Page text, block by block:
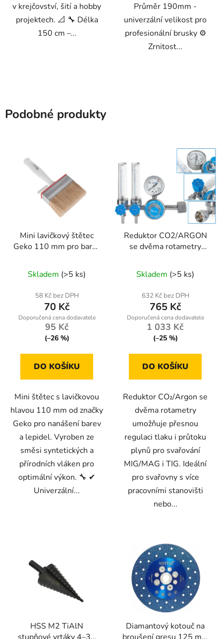
v krejčovství, šití a hobby
projektech. 📐 🔧 Délka
150 cm –...
Průměr 190mm -
univerzální velikost pro
profesionální brusky ⚙️
Zrnitost...
Podobné produkty
Mini lavičkový štětec
Geko 110 mm pro barvy
přírodní vlákna
Skladem (>5 ks)
58 Kč bez DPH
70 Kč
95 Kč
(–26 %)
DO KOŠÍKU
Mini štětec s lavičkovou
hlavou 110 mm od značky
Geko pro nanášení barev
a lepidel. Vyroben ze
směsi syntetických a
přírodních vláken pro
optimální výkon. 🔧 ✔
Univerzální...
Reduktor CO2/ARGON
se dvěma rotametry
Skladem (>5 ks)
632 Kč bez DPH
765 Kč
1 033 Kč
(–25 %)
DO KOŠÍKU
Reduktor CO₂/Argon se
dvěma rotametry
umožňuje přesnou
regulaci tlaku i průtoku
plynů pro svařování
MIG/MAG i TIG. Ideální
pro svařovny s více
pracovními stanovišti
nebo...
HSS M2 TiAlN
Diamantový kotouč na